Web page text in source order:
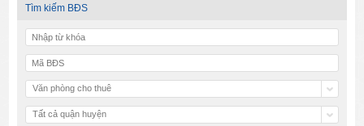
Tìm kiếm BĐS
Văn phòng cho thuê
Tất cả quận huyện